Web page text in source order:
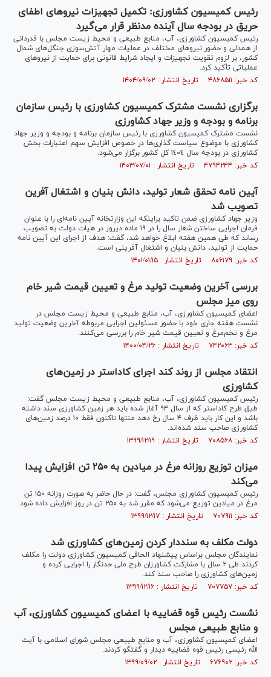
رئیس کمیسیون کشاورزی: تکمیل تجهیزات نیروهای اطفای
حریق در بودجه سال آینده مدنظر قرار می‌گیرد
رئیس کمیسیون کشاورزی، آب، منابع طبیعی و محیط زیست مجلس با قدردانی
از همدلی و حضور نیروهای مختلف در عملیات مهار آتش‌سوزی جنگل‌های شمال
کشور، بر لزوم تقویت تجهیزات و ایجاد شرایط قانونی برای حمایت از نیروهای
عملیاتی تأکید کرد.
کد خبر: ۴۸۶۸۵۱۱ تاریخ انتشار : ۱۴۰۴/۰۹/۰۲
برگزاری نشست مشترک کمیسیون کشاورزی با رئیس سازمان
برنامه و بودجه و وزیر جهاد کشاورزی
نشست مشترک کمیسیون کشاورزی با رئیس سازمان برنامه و بودجه و وزیر جهاد
کشاورزی با موضوع سیاست گذاری‌ها در خصوص افزایش سهم اعتبارات بخش
کشاورزی در بودجه سال ١٤٠٤ کل کشور برگزار می‌شود.
کد خبر: ۴۷۹۴۲۴۴ تاریخ انتشار : ۱۴۰۳/۰۷/۰۱
آیین نامه تحقق شعار تولید، دانش بنیان و اشتغال آفرین
تصویب شد
وزیر جهاد کشاورزی ضمن تاکید براینکه این وزارتخانه آیین نامه‌ای را با عنوان
فرمان اجرایی ساختن شعار سال را در ۱۹ ماده دیروز در هیات دولت به تصویب
رساند که طی همین هفته ابلاغ خواهد شد، گفت: هدف از اجرای این آیین نامه
حمایت از تولید، دانش بنیان و اشتغال آفرینی است.
کد خبر: ۸۰۶۱۷۹ تاریخ انتشار : ۱۴۰۱/۰۱/۱۵
بررسی آخرین وضعیت تولید مرغ و تعیین قیمت شیر خام
روی میز مجلس
اعضای کمیسیون کشاورزی، آب، منابع طبیعی و محیط زیست مجلس در
نشست هفته جاری خود با حضور مسئولین اجرایی مربوطه آخرین وضعیت تولید
مرغ و تخم‌مرغ و تعیین قیمت شیر خام را بررسی می‌کنند.
کد خبر: ۷۴۲۰۶۳ تاریخ انتشار : ۱۴۰۰/۰۴/۲۶
انتقاد مجلس از روند کند اجرای کاداستر در زمین‌های
کشاورزی
رئیس کمیسیون کشاورزی، آب، منابع طبیعی و محیط زیست مجلس گفت:
طبق طرح کاداستر که از سال ۹۴ آغاز شده باید هر زمین کشاورزی سند داشته
باشد و این کار باید ظرف ۴ سال رخ دهد منتها تاکنون فقط ۱۰ درصد زمین‌های
کشاورزی صاحب سند شده‌اند.
کد خبر: ۷۰۸۵۶۸ تاریخ انتشار : ۱۳۹۹/۱۲/۱۹
میزان توزیع روزانه مرغ در میادین به ۲۵۰ تن افزایش پیدا
می‌کند
رئیس کمیسیون کشاورزی مجلس، گفت: در حال حاضر به صورت روزانه ۱۵۰ تن
مرغ در میادین توزیع می‌شود که مقرر شد به ۲۵۰ تن در روز افزایش داده شود.
کد خبر: ۷۰۷۹۱۱ تاریخ انتشار : ۱۳۹۹/۱۲/۱۷
دولت مکلف به سنددار کردن زمین‌های کشاورزی شد
نمایندگان مجلس براساس پیشنهاد الحاقی کمیسیون کشاورزی دولت را مکلف
کردند طی ۲ سال با مشارکت کشاورزان طرح ملی حدنگار را اجرایی کرده و
زمین‌های کشاورزی را صاحب سند کند.
کد خبر: ۷۰۷۷۵۷ تاریخ انتشار : ۱۳۹۹/۱۲/۱۶
نشست رئیس قوه قضاییه با اعضای کمیسیون کشاورزی، آب
و منابع طبیعی مجلس
اعضای کمیسیون کشاورزی، آب و منابع طبیعی مجلس شورای اسلامی با آیت
الله رئیسی رئیس قوه قضاییه دیدار و گفتگو کردند.
کد خبر: ۶۷۶۹۰۲ تاریخ انتشار : ۱۳۹۹/۰۹/۰۲